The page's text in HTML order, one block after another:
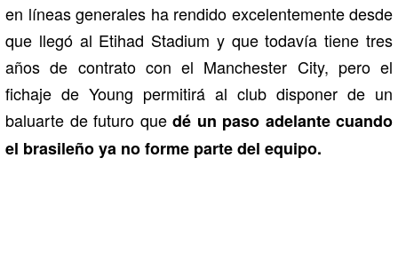
en líneas generales ha rendido excelentemente desde
que llegó al Etihad Stadium y que todavía tiene tres
años de contrato con el Manchester City, pero el
fichaje de Young permitirá al club disponer de un
baluarte de futuro quedé un paso adelante cuando
el brasileño ya no forme parte del equipo.